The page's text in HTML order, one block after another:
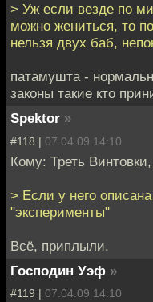
> Уж если везде по
можно жениться, то
нельзя двух баб,
патамушта -
законы такие кто
Spektor »
#118 | 07.04.09 14:10
Кому: Треть Винтовки,
> Если у него
"эксперименты"
Всё, приплыли.
Господин Уэф »
#119 | 07.04.09 14:10